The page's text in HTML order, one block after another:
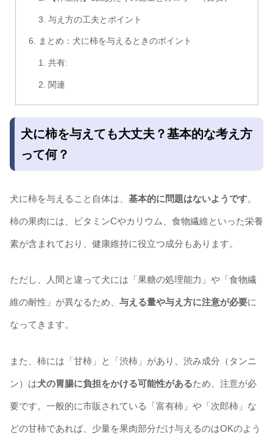
与え方の工夫とポイント
まとめ：犬に柿を与えるときのポイント
共有:
関連
犬に柿を与えても大丈夫？基本的な考え方
って何？
犬に柿を与えること自体は、 基本的に問題はないようです。
柿の果肉には、ビタミンCやカリウム、食物繊維といった栄養
素が含まれており、健康維持に役立つ成分もあります。
ただし、人間と違って犬には「果糖の処理能力」や「食物繊
維の耐性」が異なるため、 与える量や与え方に注意が必要に
なってきます。
また、柿には「甘柿」と「渋柿」があり、渋み成分（タンニ
ン）は犬の胃腸に負担をかける可能性があるため、注意が必
要です。一般的に市販されている「富有柿」や「次郎柿」な
どの甘柿であれば、少量を果肉部分だけ与えるのはOKのよう